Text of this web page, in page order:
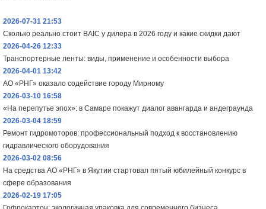
2026-07-31 21:53
Сколько реально стоит BAIC у дилера в 2026 году и какие скидки дают
2026-04-26 12:33
Транспортерные ленты: виды, применение и особенности выбора
2026-04-01 13:42
АО «РНГ» оказало содействие городу Мирному
2026-03-10 16:58
«На перепутье эпох»: в Самаре покажут диалог авангарда и андеграунда
2026-03-04 18:59
Ремонт гидромоторов: профессиональный подход к восстановлению
гидравлического оборудования
2026-03-02 08:56
На средства АО «РНГ» в Якутии стартовал пятый юбилейный конкурс в
сфере образования
2026-02-19 17:05